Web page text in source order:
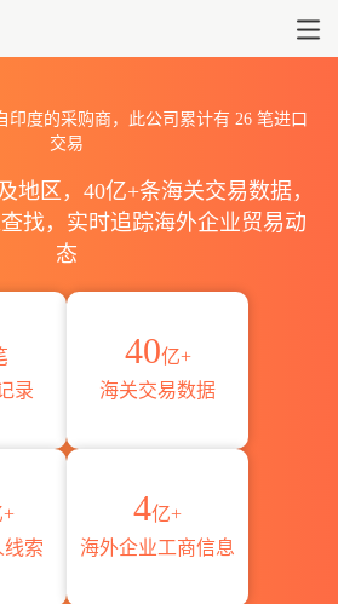
印度的采购商，此公司累计有 26笔进口
交易
地区，40亿+条海关交易数据，
找，实时追踪海外企业贸易动
态
录
40亿+
海关交易数据
线索
4亿+
海外企业工商信息